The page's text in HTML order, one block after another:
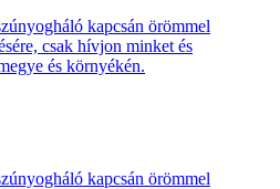
kapcsán örömmel
csak hívjon minket és
és környékén.
kapcsán örömmel